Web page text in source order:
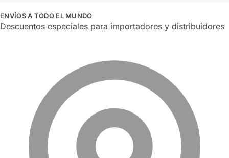
ENVÍOS A TODO EL MUNDO
Descuentos especiales para importadores y distribuidores